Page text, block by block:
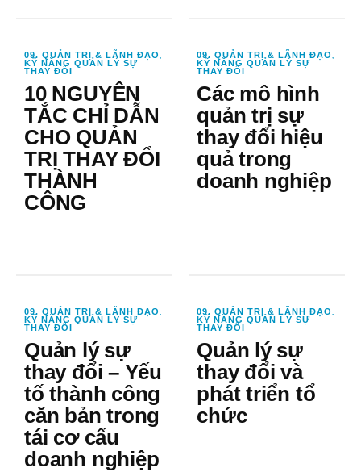
09. QUẢN TRỊ & LÃNH ĐẠO ,
KỸ NĂNG QUẢN LÝ SỰ
THAY ĐỔI
10 NGUYÊN
TẮC CHỈ DẪN
CHO QUẢN
TRỊ THAY ĐỔI
THÀNH
CÔNG
09. QUẢN TRỊ & LÃNH ĐẠO ,
KỸ NĂNG QUẢN LÝ SỰ
THAY ĐỔI
Các mô hình
quản trị sự
thay đổi hiệu
quả trong
doanh nghiệp
09. QUẢN TRỊ & LÃNH ĐẠO ,
KỸ NĂNG QUẢN LÝ SỰ
THAY ĐỔI
Quản lý sự
thay đổi – Yếu
tố thành công
căn bản trong
tái cơ cấu
doanh nghiệp
09. QUẢN TRỊ & LÃNH ĐẠO ,
KỸ NĂNG QUẢN LÝ SỰ
THAY ĐỔI
Quản lý sự
thay đổi và
phát triển tổ
chức